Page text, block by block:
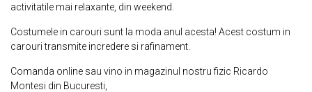
activitatile mai relaxante, din weekend.
Costumele in carouri sunt la moda anul acesta! Acest costum in
carouri transmite incredere si rafinament.
Comanda online sau vino in magazinul nostru fizic Ricardo
Montesi din Bucuresti,